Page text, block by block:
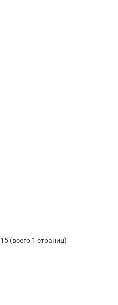
(всего 1 страниц)